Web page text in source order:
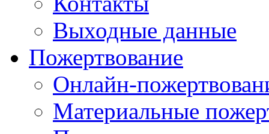
Выходные данные
Пожертвование
Онлайн-
Материальные